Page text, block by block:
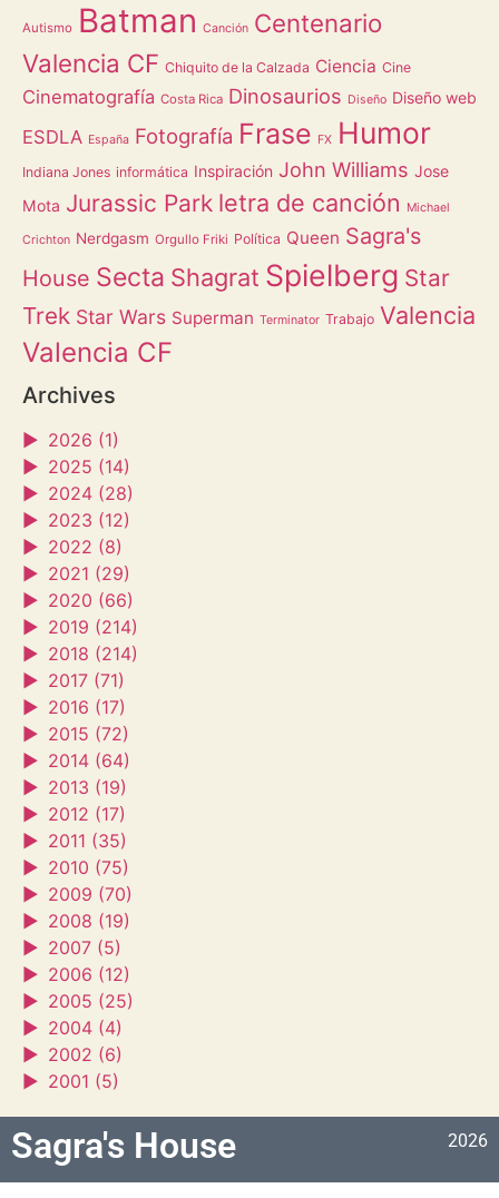
Autismo Batman Canción Centenario
Valencia CF Chiquito de la Calzada Ciencia Cine
Cinematografía Costa Rica Dinosaurios Diseño Diseño web
ESDLA España Fotografía Frase FX Humor
Indiana Jones informática Inspiración John Williams Jose
Mota Jurassic Park letra de canción Michael
Crichton Nerdgasm Orgullo Friki Política Queen Sagra's
House Secta Shagrat Spielberg Star
Trek Star Wars Superman Terminator Trabajo Valencia
Valencia CF
Archives
► 2026 (1)
► 2025 (14)
► 2024 (28)
► 2023 (12)
► 2022 (8)
► 2021 (29)
► 2020 (66)
► 2019 (214)
► 2018 (214)
► 2017 (71)
► 2016 (17)
► 2015 (72)
► 2014 (64)
► 2013 (19)
► 2012 (17)
► 2011 (35)
► 2010 (75)
► 2009 (70)
► 2008 (19)
► 2007 (5)
► 2006 (12)
► 2005 (25)
► 2004 (4)
► 2002 (6)
► 2001 (5)
Sagra's House 2026